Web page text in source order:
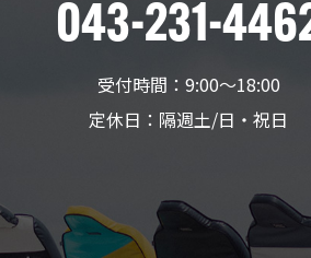
043-231-
受付時間：9:00〜18:00
定休日：隔週土/日・祝日